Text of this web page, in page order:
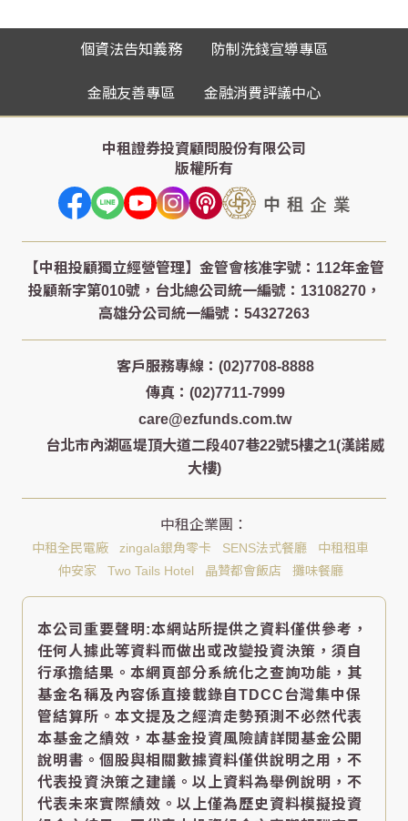
個資法告知義務 防制洗錢宣導專區
金融友善專區 金融消費評議中心
中租證券投資顧問股份有限公司
版權所有
客戶服務專線：(02)7708-8888
傳真：(02)7711-7999
care@ezfunds.com.tw
台北市內湖區堤頂大道二段407巷22號5樓之1(漢諾威
大樓)
中租全民電廠 zingala銀角零卡 SENS法式餐廳
中租租車
仲安家
Two Tails Hotel 晶贊都會飯店 攤味餐廳
本公司重要聲明:本網站所提供之資料僅供參考，
任何人據此等資料而做出或改變投資決策，須自
行承擔結果。本網頁部分系統化之查詢功能，其
基金名稱及內容係直接載錄自TDCC台灣集中保
管結算所。本文提及之經濟走勢預測不必然代表
本基金之績效，本基金投資風險請詳閱基金公開
說明書。個股與相關數據資料僅供說明之用，不
代表投資決策之建議。以上資料為舉例說明，不
代表未來實際績效。以上僅為歷史資料模擬投資